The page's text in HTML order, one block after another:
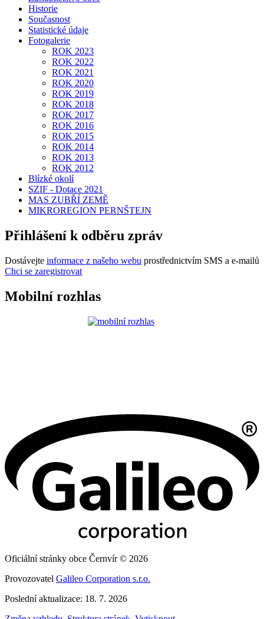
Historie
Současnost
Statistické údaje
Fotogalerie
ROK 2023
ROK 2022
ROK 2021
ROK 2020
ROK 2019
ROK 2018
ROK 2017
ROK 2016
ROK 2015
ROK 2014
ROK 2013
ROK 2012
Blízké okolí
SZIF - Dotace 2021
MAS ZUBŘÍ ZEMĚ
MIKROREGION PERNŠTEJN
Přihlášení k odběru zpráv
Dostávejte informace z našeho webu prostřednictvím SMS a e-mailů
Chci se zaregistrovat
Mobilní rozhlas
Oficiální stránky obce Černvír © 2026
Provozovatel Galileo Corporation s.r.o.
Poslední aktualizace: 18. 7. 2026